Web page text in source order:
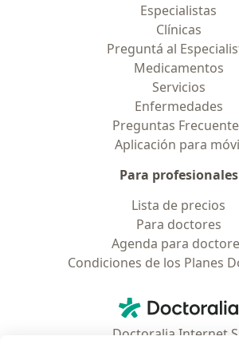
Especialistas
Clínicas
Preguntá al
Medicamentos
Servicios
Enfermedades
Preguntas
Aplicación para
Para profesionales
Lista de precios
Para doctores
Agenda para
Condiciones de los Planes
Doctoralia -
Doctoralia Internet